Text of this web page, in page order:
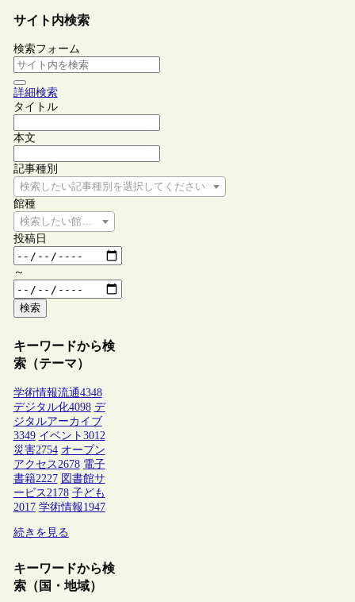
サイト内検索
検索フォーム
詳細検索
タイトル
本文
記事種別
検索したい記事種別を選択してください
館種
検索したい館種を選択してください
投稿日
～
検索
キーワードから検
索（テーマ）
学術情報流通4348
デジタル化4098 デ
ジタルアーカイブ
3349 イベント 3012
災害2754 オープン
アクセス 2678 電子
書籍2227 図書館サ
ービス 2178 子ども
2017 学術情報1947
続きを見る
キーワードから検
索（国・地域）